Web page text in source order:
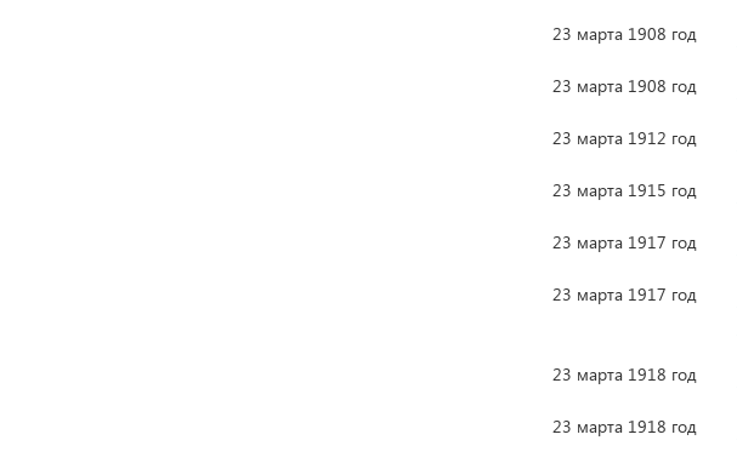
23 марта 1908 год
23 марта 1908 год
23 марта 1912 год
23 марта 1915 год
23 марта 1917 год
23 марта 1917 год
23 марта 1918 год
23 марта 1918 год